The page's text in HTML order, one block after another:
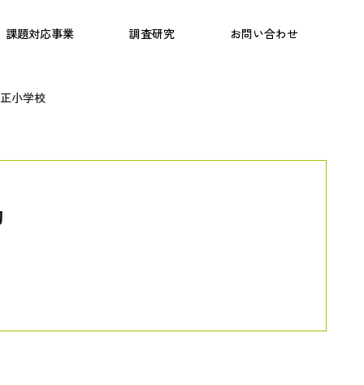
課題対応事業 調査研究 お問い合わせ
プログラム こども研究所
小学校